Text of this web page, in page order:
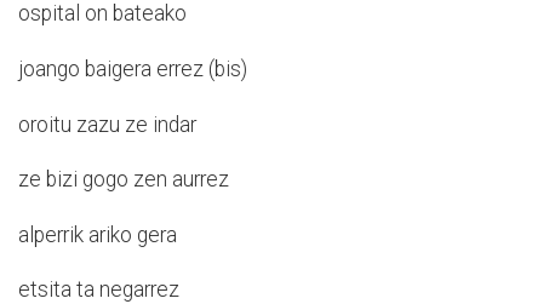
ospital on bateako
joango baigera errez (bis)
oroitu zazu ze indar
ze bizi gogo zen aurrez
alperrik ariko gera
etsita ta negarrez